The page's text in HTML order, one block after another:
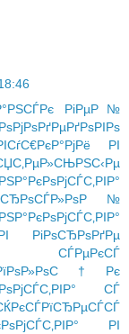
РіРµР№
РІ
РіРѕСЂРѕРґРµ
СЃРµРєСЃ
СЃ
РІ